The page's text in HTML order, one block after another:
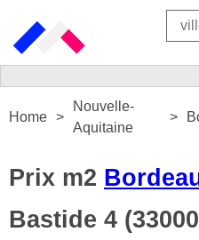
Home
Nouvelle-
Aquitaine
Prix m2
Bastide 4